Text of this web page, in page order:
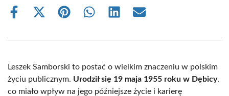
Share
Share
(Twitter)
Share Share Share Share
Leszek Samborski to postać o wielkim znaczeniu w polskim
życiu publicznym. Urodził się 19 maja 1955 roku w Dębicy,
co miało wpływ na jego późniejsze życie i karierę